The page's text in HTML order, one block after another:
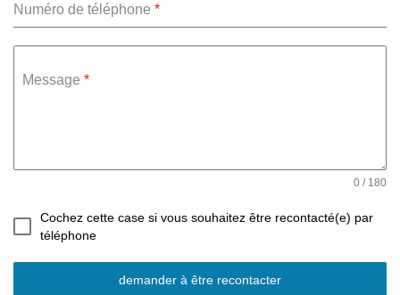
Numéro de téléphone *
Message *
0 / 180
Cochez cette case si vous souhaitez être recontacté(e) par
téléphone
demander à être recontacter